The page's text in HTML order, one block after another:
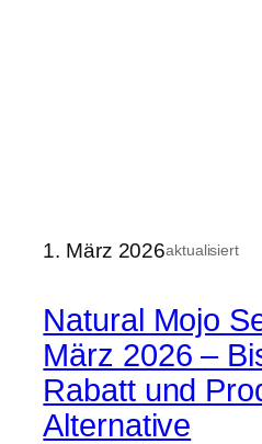
1. März 2026aktualisiert
Natural Mojo
März 2026 –
Rabatt und
Alternative